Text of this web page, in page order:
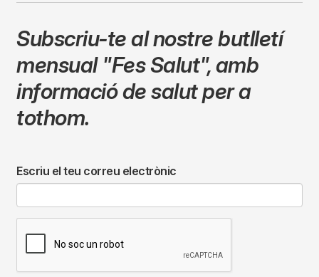
Subscriu-te al nostre butlletí
mensual "Fes Salut",amb
informació de salut per a
tothom.
Escriu el teu correu electrònic